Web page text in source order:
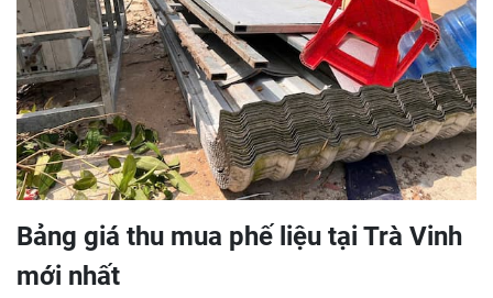
Bảng giá thu mua phế liệu tại Trà Vinh
mới nhất